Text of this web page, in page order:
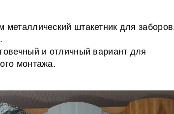
штакетник для
и отличный вариант для
монтажа.